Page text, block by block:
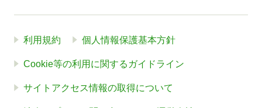
利用規約 個人情報保護基本方針
Cookie等の利用に関するガイドライン
サイトアクセス情報の取得について